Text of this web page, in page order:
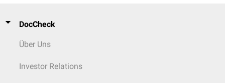
DocCheck
Über Uns
Investor Relations